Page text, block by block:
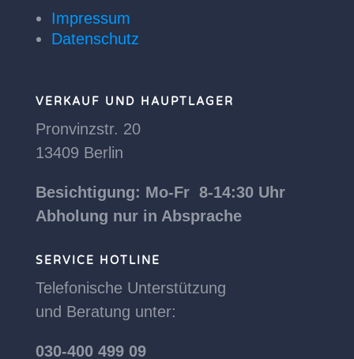
Impressum
Datenschutz
VERKAUF UND HAUPTLAGER
Pronvinzstr. 20
13409 Berlin
Besichtigung: Mo-Fr 8-14:30 Uhr
Abholung nur in Absprache
SERVICE HOTLINE
Telefonische Unterstützung
und Beratung unter:
030-400 499 09